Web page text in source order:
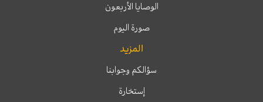
الوصايا الأربعون
صورة اليوم
المزيد
سؤالكم وجوابنا
إستخارة